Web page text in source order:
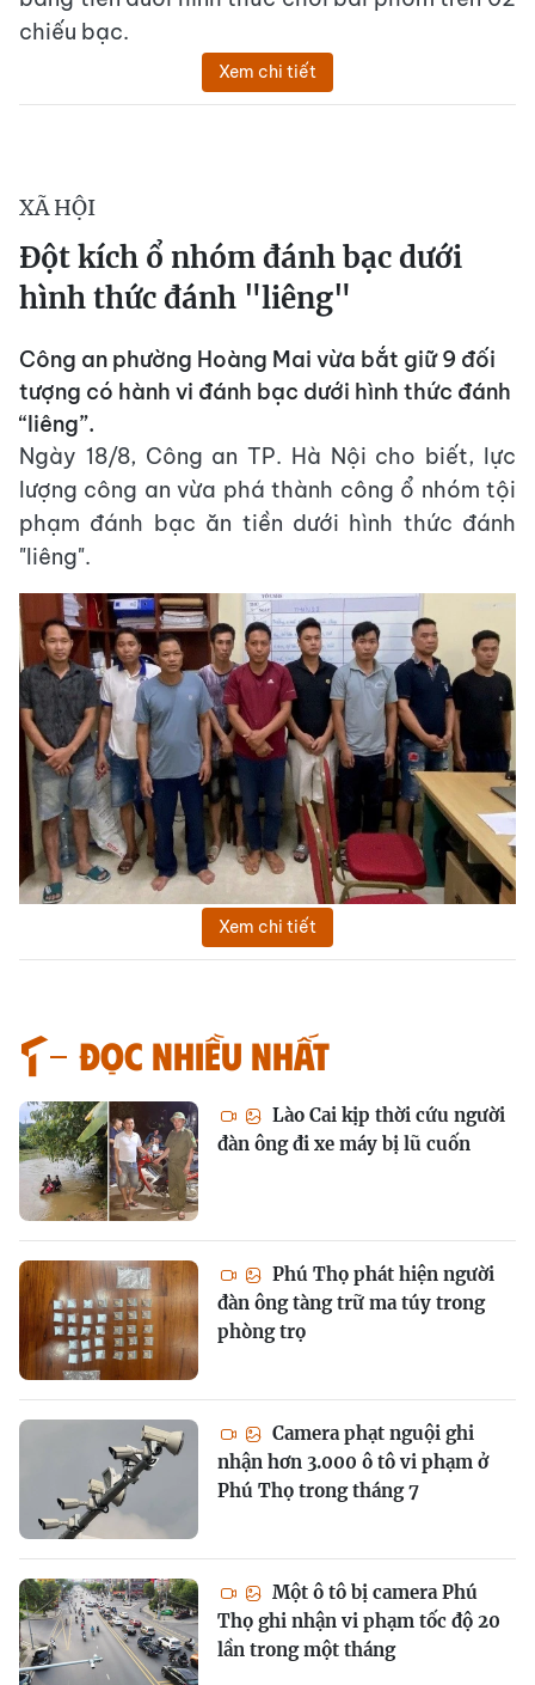
chiếu bạc.
Xem chi tiết
XÃ HỘI
Đột kích ổ nhóm đánh bạc dưới
hình thức đánh "liêng"
Công an phường Hoàng Mai vừa bắt giữ 9 đối
tượng có hành vi đánh bạc dưới hình thức đánh
“liêng”.
Ngày 18/8, Công an TP. Hà Nội cho biết, lực
lượng công an vừa phá thành công ổ nhóm tội
phạm đánh bạc ăn tiền dưới hình thức đánh
"liêng".
Xem chi tiết
Đọc nhiều nhất
Lào Cai kịp thời cứu người
đàn ông đi xe máy bị lũ cuốn
Phú Thọ phát hiện người
đàn ông tàng trữ ma túy trong
phòng trọ
Camera phạt nguội ghi
nhận hơn 3.000 ô tô vi phạm ở
Phú Thọ trong tháng 7
Một ô tô bị camera Phú
Thọ ghi nhận vi phạm tốc độ 20
lần trong một tháng